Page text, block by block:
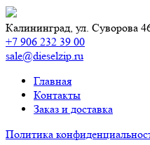
Калининград, ул. Суворова
+7 906 232 39 00
sale@dieselzip.ru
Главная
Контакты
Заказ и доставка
Политика